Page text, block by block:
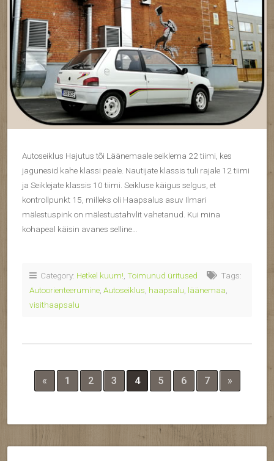
Autoseiklus Hajutus tõi Läänemaale seiklema 22 tiimi, kes
jagunesid kahe klassi peale. Nautijate klassis tuli rajale 12 tiimi
ja Seiklejate klassis 10 tiimi. Seikluse käigus selgus, et
kontrollpunkt 15, milleks oli Haapsalus asuv Ilmari
mälestuspink on mälestustahvlit vahetanud. Kui mina
kohapeal käisin avanes selline…
Category: Hetkel kuum! Toimunud üritused
Tags:
Autoorienteerumine Autoseiklus haapsalu läänemaa
visithaapsalu
« 1 2 3 4 5 6 7 »